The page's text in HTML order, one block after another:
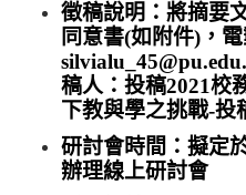
徵稿說明：將摘要
同意書(如附件)，
稿人：投稿2021校
下教與學之挑戰-投
研討會時間：擬定
辦理線上研討會